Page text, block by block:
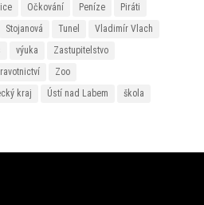
Očkování Peníze
Piráti
Stojanová Tunel
Vladimír Vlach
výuka
Zastupitelstvo
Zoo
kraj Ústí nad Labem škola